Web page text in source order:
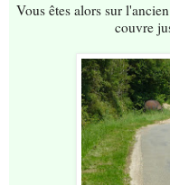
Vous êtes alors sur l'ancien
couvre